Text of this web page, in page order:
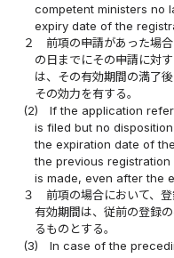
competent ministers no
expiry date of the
２
前項の申請があった場
の日までにその申請に対
は、その有効期間の満了
その効力を有する。
(2)
If the application
is filed but no
the expiration date of
the previous
is made, even after the
３
前項の場合において、
有効期間は、従前の登録
るものとする。
(3)
In case of the